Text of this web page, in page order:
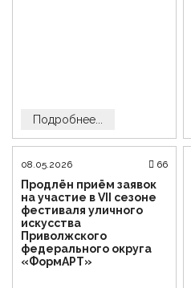
Подробнее...
08.05.2026 66
Продлён приём заявок
на участие в VII сезоне
фестиваля уличного
искусства
Приволжского
федерального округа
«ФормАРТ»